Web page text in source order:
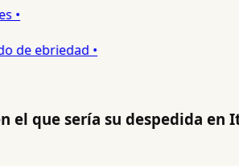
ebriedad •
el que sería su despedida en